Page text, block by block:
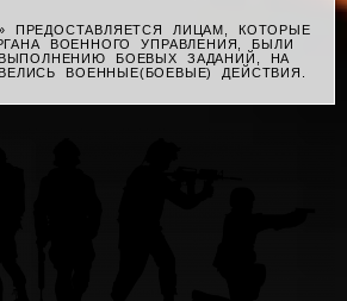
ПРЕДОСТАВЛЯЕТСЯ ЛИЦАМ, КОТОРЫЕ
ВОЕННОГО УПРАВЛЕНИЯ, БЫЛИ
БОЕВЫХ ЗАДАНИЙ, НА
ВОЕННЫЕ(БОЕВЫЕ) ДЕЙСТВИЯ.